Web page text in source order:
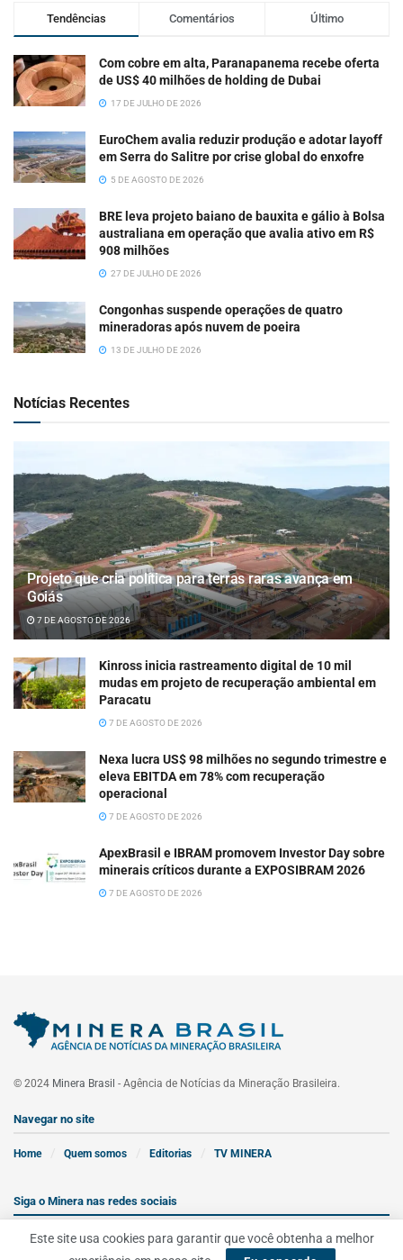
Tendências Comentários Último
Com cobre em alta, Paranapanema recebe oferta
de US$ 40 milhões de holding de Dubai
17 DE JULHO DE 2026
EuroChem avalia reduzir produção e adotar layoff
em Serra do Salitre por crise global do enxofre
5 DE AGOSTO DE 2026
BRE leva projeto baiano de bauxita e gálio à Bolsa
australiana em operação que avalia ativo em R$
908 milhões
27 DE JULHO DE 2026
Congonhas suspende operações de quatro
mineradoras após nuvem de poeira
13 DE JULHO DE 2026
Notícias Recentes
Projeto que cria política para terras raras avança em
Goiás
7 DE AGOSTO DE 2026
Kinross inicia rastreamento digital de 10 mil
mudas em projeto de recuperação ambiental em
Paracatu
7 DE AGOSTO DE 2026
Nexa lucra US$ 98 milhões no segundo trimestre e
eleva EBITDA em 78% com recuperação
operacional
7 DE AGOSTO DE 2026
ApexBrasil e IBRAM promovem Investor Day sobre
minerais críticos durante a EXPOSIBRAM 2026
7 DE AGOSTO DE 2026
© 2024 Minera Brasil - Agência de Notícias da Mineração Brasileira.
Navegar no site
Home Quem somos Editorias TV MINERA
Siga o Minera nas redes sociais
Este site usa cookies para garantir que você obtenha a melhor